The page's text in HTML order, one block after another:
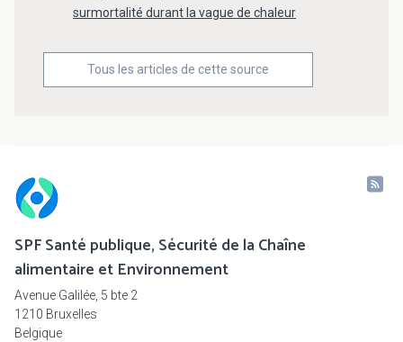
surmortalité durant la vague de chaleur
Tous les articles de cette source
SPF Santé publique, Sécurité de la Chaîne
alimentaire et Environnement
Avenue Galilée, 5 bte 2
1210 Bruxelles
Belgique